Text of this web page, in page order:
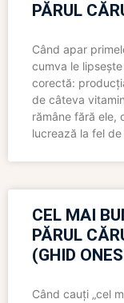
PĂRUL
Când apar
cumva le
corectă:
de câteva
rămâne fără ele,
lucrează la fel
CEL MAI
PĂRUL
(GHID
Când cauți „cel